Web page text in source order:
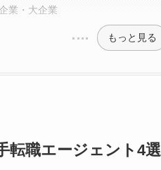
業・大企業
もっと見る
転職エージェント4選